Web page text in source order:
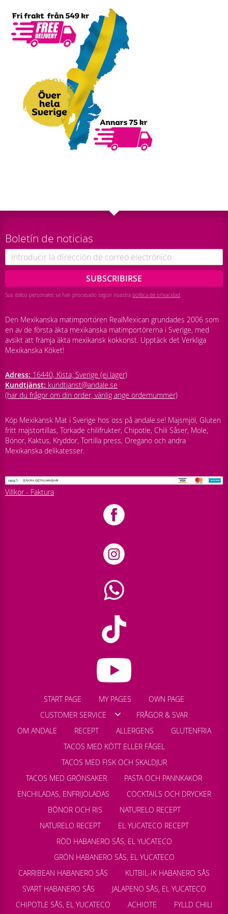
Boletín de noticias
SUBSCRIBIRSE
Sus datos personales se han procesado según nuestra política de privacidad.
Den Mexikanska matimportören RealMexican grundades 2006 som
en av de första äkta mexikanska matimportörerna i Sverige, med
avsikt att främja äkta mexikansk kokkonst. Upptäck det Verkliga
Mexikanska Köket!
Adress: 16440, Kista, Sverige (ej lager)
Kundtjänst: kundtjanst@andale.se
(har du frågor om din order, vänlig ange ordernummer)
Köp Mexikansk Mat i Sverige hos oss på andale.se! Majsmjöl, Gluten
fritt majstortillas, Torkade chilifrukter, Chipotle, Chili Såser, Mole,
Bönor, Kaktus, Kryddor, Tortilla press, Oregano och andra
Mexikanska delikatesser.
Villkor - Faktura
START PAGE MY PAGES
OWN PAGE
CUSTOMER SERVICE
FRÅGOR & SVAR
OM ANDALE
RECEPT ALLERGENS
GLUTENFRIA
TACOS MED KÖTT ELLER FÅGEL
TACOS MED FISK OCH SKALDJUR
TACOS MED GRÖNSAKER
PASTA OCH PANNKAKOR
ENCHILADAS, ENFRIJOLADAS
COCKTAILS OCH DRYCKER
BÖNOR OCH RIS
NATURELO RECEPT
NATURELO RECEPT
EL YUCATECO RECEPT
RÖD HABANERO SÅS, EL YUCATECO
GRÖN HABANERO SÅS, EL YUCATECO
CARRIBEAN HABANERO SÅS
KUTBIL-IK HABANERO SÅS
SVART HABANERO SÅS
JALAPENO SÅS, EL YUCATECO
CHIPOTLE SÅS, EL YUCATECO
ACHIOTE FYLLD CHILI